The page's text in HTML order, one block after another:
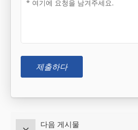
제출하다
다음 게시물